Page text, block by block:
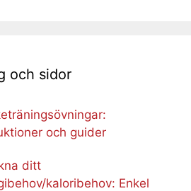
och sidor
och guider
ditt
kaloribehov: Enkel